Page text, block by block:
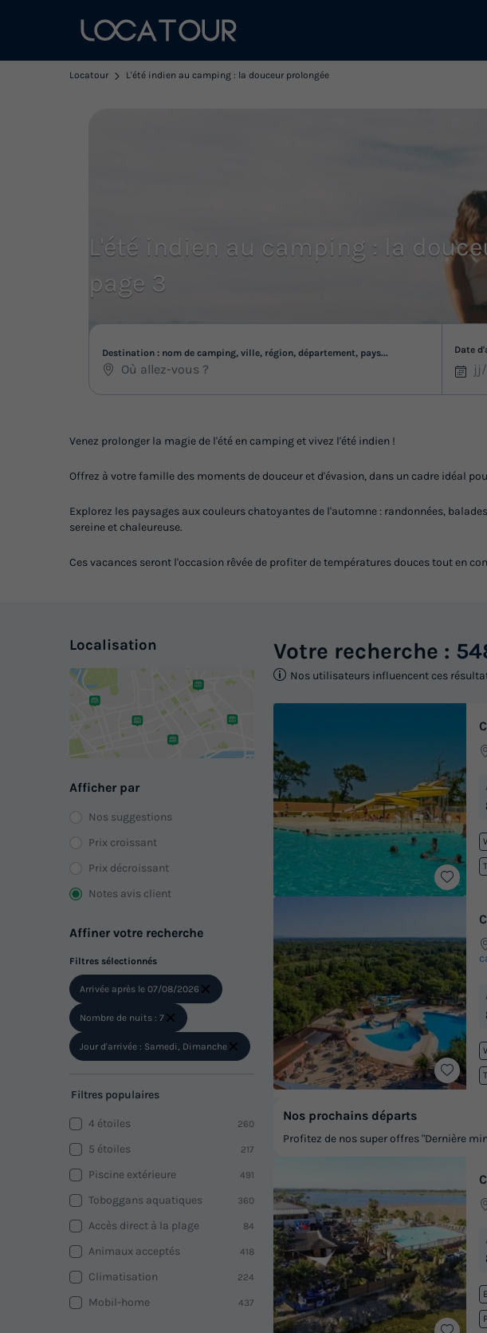
Locatour L'été indien au camping : la douceur prolongée
L'été indien au camping : la
page 3
Destination : nom de camping, ville, région, département, pays... Date
Venez prolonger la magie de l'été en camping et vivez l'été indien !
Offrez à votre famille des moments de douceur et d'évasion, dans un cadre idéal
Explorez les paysages aux couleurs chatoyantes de l'automne : randonnées,
sereine et chaleureuse.
Ces vacances seront l'occasion rêvée de profiter de températures douces tout en
Localisation
Afficher par
Nos suggestions
Prix croissant
Prix décroissant
Notes avis client
Affiner votre recherche
Filtres sélectionnés
Arrivée après le 07/08/2026
Nombre de nuits : 7
Jour d'arrivée : Samedi, Dimanche
Filtres populaires
4 étoiles 260
5 étoiles 217
Piscine extérieure 491
Toboggans aquatiques 360
Accès direct à la plage 84
Animaux acceptés 418
Climatisation 224
Mobil-home 437
Votre recherche :
Nos utilisateurs influencent ces
Nos prochains départs
Profitez de nos super offres "Dernière